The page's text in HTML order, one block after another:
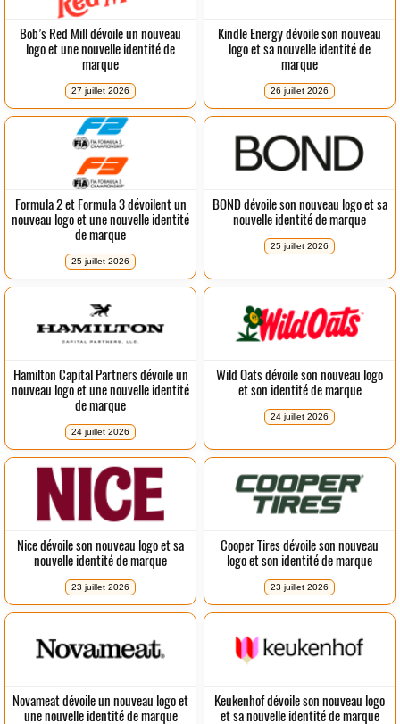
Bob’s Red Mill dévoile un nouveau
logo et une nouvelle identité de
marque
27 juillet 2026
Kindle Energy dévoile son nouveau
logo et sa nouvelle identité de
marque
26 juillet 2026
Formula 2 et Formula 3 dévoilent un
nouveau logo et une nouvelle identité
de marque
25 juillet 2026
BOND dévoile son nouveau logo et sa
nouvelle identité de marque
25 juillet 2026
Hamilton Capital Partners dévoile un
nouveau logo et une nouvelle identité
de marque
24 juillet 2026
Wild Oats dévoile son nouveau logo
et son identité de marque
24 juillet 2026
Nice dévoile son nouveau logo et sa
nouvelle identité de marque
23 juillet 2026
Cooper Tires dévoile son nouveau
logo et son identité de marque
23 juillet 2026
Novameat dévoile un nouveau logo et
une nouvelle identité de marque
Keukenhof dévoile son nouveau logo
et sa nouvelle identité de marque